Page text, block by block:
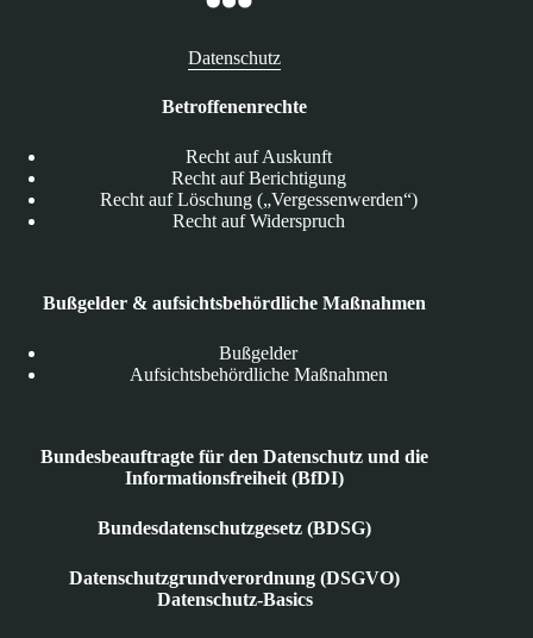
Datenschutz
Betroffenenrechte
Recht auf Auskunft
Recht auf Berichtigung
Recht auf Löschung („Vergessenwerden“)
Recht auf Widerspruch
Bußgelder & aufsichtsbehördliche Maßnahmen
Bußgelder
Aufsichtsbehördliche Maßnahmen
Bundesbeauftragte für den Datenschutz und die
Informationsfreiheit (BfDI)
Bundesdatenschutzgesetz (BDSG)
Datenschutzgrundverordnung (DSGVO)
Datenschutz-Basics